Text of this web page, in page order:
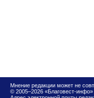
Мнение редакции может не
© 2005–2026 «Благовест-инфо»